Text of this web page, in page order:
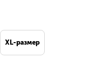
XL-размер